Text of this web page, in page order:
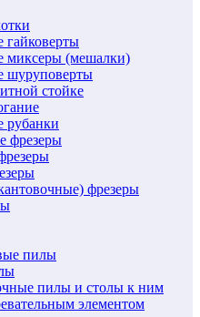
гайковерты
миксеры (мешалки)
шуруповерты
стойке
рубанки
фрезеры
фрезеры
пилы
пилы и столы к ним
элементом